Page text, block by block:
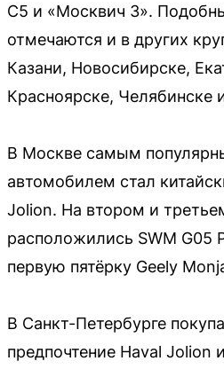
C5 и «Москвич 3».
отмечаются и в других
Казани, Новосибирске,
Красноярске, Челябинске
В Москве самым
автомобилем стал
Jolion. На втором и
расположились SWM G05
первую пятёрку Geely
В Санкт-Петербурге
предпочтение Haval Jolion